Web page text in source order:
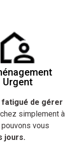
Urgent
fatigué de gérer
simplement à
pouvons vous
jours.